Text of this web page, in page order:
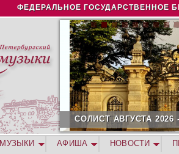
Jump to navigation
ФЕДЕРАЛЬНОЕ ГОСУДАРСТВЕННОЕ
СОЛИСТ АВГУСТА 2026
АФИША НОВОСТИ